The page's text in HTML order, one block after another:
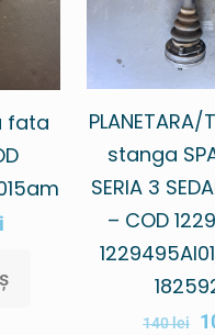
fata
PLANETARA/
stanga
SERIA 3
– COD
140lei